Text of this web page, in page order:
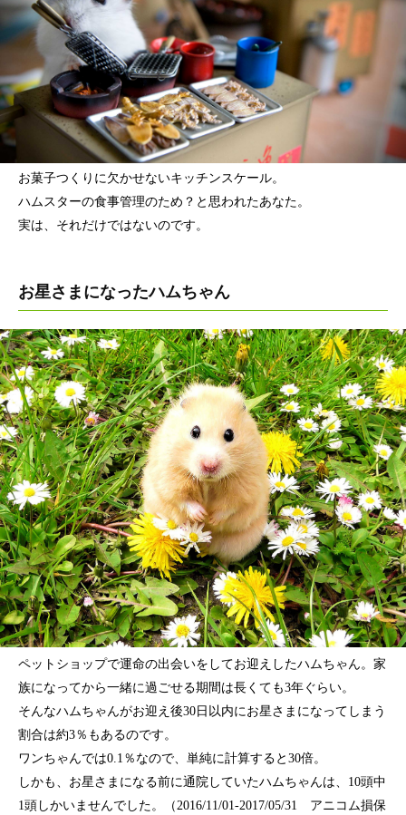
お菓子つくりに欠かせないキッチンスケール。
ハムスターの食事管理のため？と思われたあなた。
実は、それだけではないのです。
お星さまになったハムちゃん
ペットショップで運命の出会いをしてお迎えしたハムちゃん。家
族になってから一緒に過ごせる期間は長くても3年ぐらい。
そんなハムちゃんがお迎え後30日以内にお星さまになってしまう
割合は約3％もあるのです。
ワンちゃんでは0.1％なので、単純に計算すると30倍。
しかも、お星さまになる前に通院していたハムちゃんは、10頭中
1頭しかいませんでした。（2016/11/01-2017/05/31 アニコム損保